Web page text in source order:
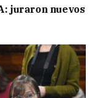
juraron nuevos